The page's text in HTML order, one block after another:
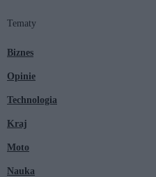
Tematy
Biznes
Opinie
Technologia
Kraj
Moto
Nauka